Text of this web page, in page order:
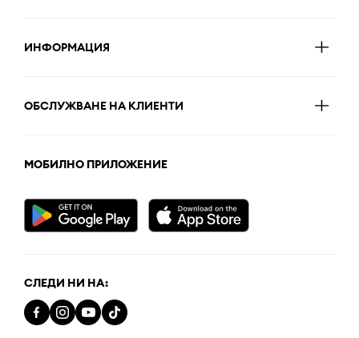
ИНФОРМАЦИЯ
ОБСЛУЖВАНЕ НА КЛИЕНТИ
МОБИЛНО ПРИЛОЖЕНИЕ
СЛЕДИ НИ НА: